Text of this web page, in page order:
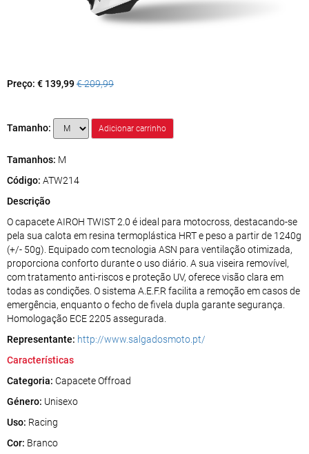
Preço: € 139,99€ 209,99
Tamanho:
Tamanhos: M
Código: ATW214
Descrição
O capacete AIROH TWIST 2.0 é ideal para motocross, destacando-se
pela sua calota em resina termoplástica HRT e peso a partir de 1240g
(+/- 50g). Equipado com tecnologia ASN para ventilação otimizada,
proporciona conforto durante o uso diário. A sua viseira removível,
com tratamento anti-riscos e proteção UV, oferece visão clara em
todas as condições. O sistema A.E.F.R facilita a remoção em casos de
emergência, enquanto o fecho de fivela dupla garante segurança.
Homologação ECE 2205 assegurada.
Representante: http://www.salgadosmoto.pt/
Características
Categoria: Capacete Offroad
Género: Unisexo
Uso: Racing
Cor: Branco